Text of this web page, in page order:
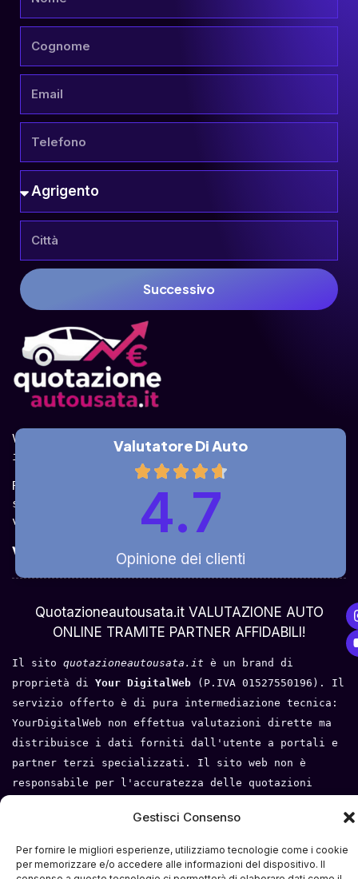
Gestisci Consenso
Per fornire le migliori esperienze, utilizziamo tecnologie come i cookie
per memorizzare e/o accedere alle informazioni del dispositivo. Il
Successivo
Valuta la tua auto online, gratis e in pochi
istanti.
Ricevi la quotazione dai vari partner e potrai
sceglierla come venderla in modo sicuro,
veloce e rapido!
Valuta Per Modello
Valutatore Di Auto
Opinione dei clienti
4.7
Quotazioneautousata.it VALUTAZIONE AUTO
ONLINE TRAMITE PARTNER AFFIDABILI!
Il sito quotazioneautousata.it è un brand di
proprietà di Your DigitalWeb
(P.IVA 01527550196). Il
servizio offerto è di pura intermediazione tecnica:
YourDigitalWeb non effettua valutazioni dirette ma
distribuisce i dati forniti dall'utente a portali e
partner terzi specializzati. Il sito web non è
responsabile per l'accuratezza delle quotazioni
compravendite tra l'utente e i terzi. Tutti i loghi
Privacy Policy - Cookie Policy - Condizioni del